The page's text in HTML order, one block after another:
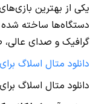
دستگاه‌ها ساخته
گرافیک و صدای
دانلود متال اسلاگ برای iOS
دانلود متال اسلاگ برای Android